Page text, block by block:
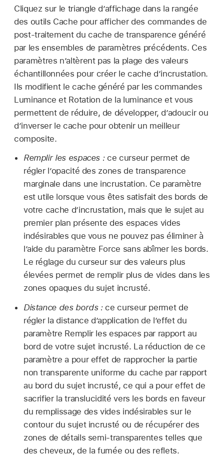
Cliquez sur le triangle d’affichage dans la rangée
des outils Cache pour afficher des commandes de
post-traitement du cache de transparence généré
par les ensembles de paramètres précédents. Ces
paramètres n’altèrent pas la plage des valeurs
échantillonnées pour créer le cache d’incrustation.
Ils modifient le cache généré par les commandes
Luminance et Rotation de la luminance et vous
permettent de réduire, de développer, d’adoucir ou
d’inverser le cache pour obtenir un meilleur
composite.
Remplir les espaces :ce curseur permet de
régler l’opacité des zones de transparence
marginale dans une incrustation. Ce paramètre
est utile lorsque vous êtes satisfait des bords de
votre cache d’incrustation, mais que le sujet au
premier plan présente des espaces vides
indésirables que vous ne pouvez pas éliminer à
l’aide du paramètre Force sans abîmer les bords.
Le réglage du curseur sur des valeurs plus
élevées permet de remplir plus de vides dans les
zones opaques du sujet incrusté.
Distance des bords :ce curseur permet de
régler la distance d’application de l’effet du
paramètre Remplir les espaces par rapport au
bord de votre sujet incrusté. La réduction de ce
paramètre a pour effet de rapprocher la partie
non transparente uniforme du cache par rapport
au bord du sujet incrusté, ce qui a pour effet de
sacrifier la translucidité vers les bords en faveur
du remplissage des vides indésirables sur le
contour du sujet incrusté ou de récupérer des
zones de détails semi-transparentes telles que
des cheveux, de la fumée ou des reflets.